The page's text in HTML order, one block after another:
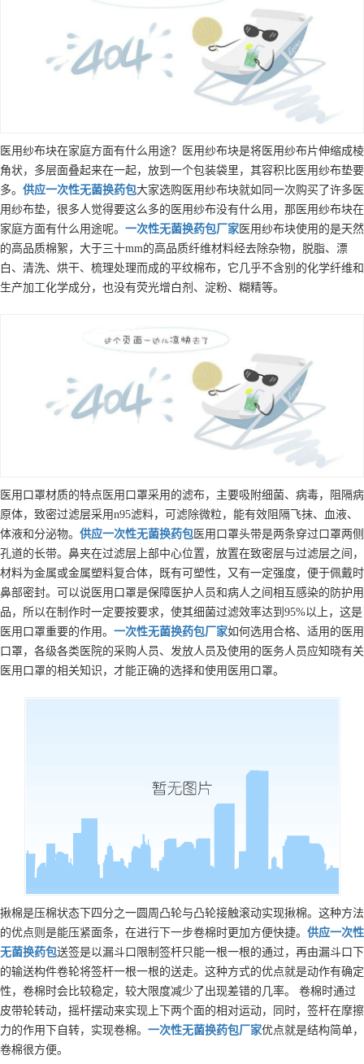
医用纱布块在家庭方面有什么用途？医用纱布块是将医用纱布片伸缩成棱
角状，多层面叠起来在一起，放到一个包装袋里，其容积比医用纱布垫要
多。 供应一次性无菌换药包大家选购医用纱布块就如同一次购买了许多医
用纱布垫，很多人觉得要这么多的医用纱布没有什么用，那医用纱布块在
家庭方面有什么用途呢。 一次性无菌换药包厂家 医用纱布块使用的是天然
的高品质棉絮，大于三十mm的高品质纤维材料经去除杂物，脱脂、漂
白、清洗、烘干、梳理处理而成的平纹棉布，它几乎不含别的化学纤维和
生产加工化学成分，也没有荧光增白剂、淀粉、糊精等。
医用口罩材质的特点医用口罩采用的滤布，主要吸附细菌、病毒，阻隔病
原体，致密过滤层采用n95滤料，可滤除微粒，能有效阻隔飞抹、血液、
体液和分泌物。 供应一次性无菌换药包 医用口罩头带是两条穿过口罩两侧
孔道的长带。鼻夹在过滤层上部中心位置，放置在致密层与过滤层之间，
材料为金属或金属塑料复合体，既有可塑性，又有一定强度，便于佩戴时
鼻部密封。可以说医用口罩是保障医护人员和病人之间相互感染的防护用
品，所以在制作时一定要按要求，使其细菌过滤效率达到95%以上，这是
医用口罩重要的作用。 一次性无菌换药包厂家如何选用合格、适用的医用
口罩，各级各类医院的采购人员、发放人员及使用的医务人员应知晓有关
医用口罩的相关知识，才能正确的选择和使用医用口罩。
揪棉是压棉状态下四分之一圆周凸轮与凸轮接触滚动实现揪棉。这种方法
的优点则是能压紧面条，在进行下一步卷棉时更加方便快捷。 供应一次性
无菌换药包送签是以漏斗口限制签杆只能一根一根的通过，再由漏斗口下
的输送构件卷轮将签杆一根一根的送走。这种方式的优点就是动作有确定
性，卷棉时会比较稳定，较大限度减少了出现差错的几率。 卷棉时通过
皮带轮转动，摇杆摆动来实现上下两个面的相对运动，同时，签杆在摩擦
力的作用下自转，实现卷棉。 一次性无菌换药包厂家优点就是结构简单，
卷棉很方便。